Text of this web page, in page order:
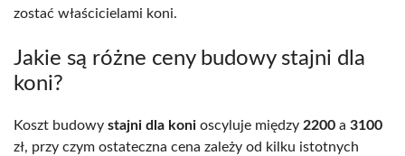
zostać właścicielami koni.
Jakie są różne ceny budowy stajni dla
koni?
Koszt budowy stajni dla koni oscyluje między 2200 a 3100
zł, przy czym ostateczna cena zależy od kilku istotnych